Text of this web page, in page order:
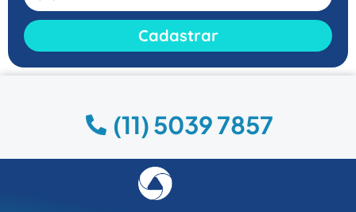
Cadastrar
(11) 5039 7857